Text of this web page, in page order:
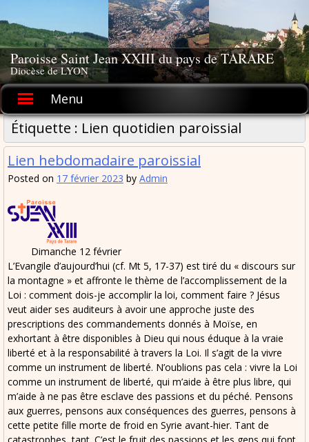
to
content
Paroisse Saint Jean XXIII du pays de TARARE
Diocèse de LYON
Menu
Étiquette : Lien quotidien paroissial
Lien hebdomadaire paroissial
Posted on 17 février 2023 by Admin
Dimanche 12 février
L’Evangile d’aujourd’hui (cf. Mt 5, 17-37) est tiré du « discours sur
la montagne » et affronte le thème de l’accomplissement de la
Loi : comment dois-je accomplir la loi, comment faire ? Jésus
veut aider ses auditeurs à avoir une approche juste des
prescriptions des commandements donnés à Moïse, en
exhortant à être disponibles à Dieu qui nous éduque à la vraie
liberté et à la responsabilité à travers la Loi. Il s’agit de la vivre
comme un instrument de liberté. N’oublions pas cela : vivre la Loi
comme un instrument de liberté, qui m’aide à être plus libre, qui
m’aide à ne pas être esclave des passions et du péché. Pensons
aux guerres, pensons aux conséquences des guerres, pensons à
cette petite fille morte de froid en Syrie avant-hier. Tant de